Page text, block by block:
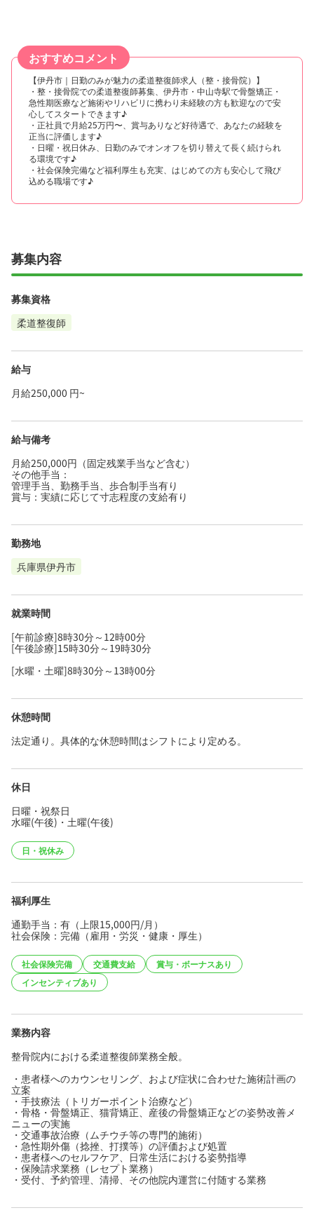
おすすめコメント
【伊丹市｜日勤のみが魅力の柔道整復師求人（整・接骨院）】
・整・接骨院での柔道整復師募集、伊丹市・中山寺駅で骨盤矯正・
急性期医療など施術やリハビリに携わり未経験の方も歓迎なので安
心してスタートできます♪
・正社員で月給25万円〜、賞与ありなど好待遇で、あなたの経験を
正当に評価します♪
・日曜・祝日休み、日勤のみでオンオフを切り替えて長く続けられ
る環境です♪
・社会保険完備など福利厚生も充実、はじめての方も安心して飛び
込める職場です♪
募集内容
募集資格
柔道整復師
給与
月給250,000 円~
給与備考
月給250,000円（固定残業手当など含む）
その他手当：
管理手当、勤務手当、歩合制手当有り
賞与：実績に応じて寸志程度の支給有り
勤務地
兵庫県伊丹市
就業時間
[午前診療]8時30分～12時00分
[午後診療]15時30分～19時30分
[水曜・土曜]8時30分～13時00分
休憩時間
法定通り。具体的な休憩時間はシフトにより定める。
休日
日曜・祝祭日
水曜(午後)・土曜(午後)
日・祝休み
福利厚生
通勤手当：有（上限15,000円/月）
社会保険：完備（雇用・労災・健康・厚生）
社会保険完備 交通費支給
賞与・ボーナスあり
インセンティブあり
業務内容
整骨院内における柔道整復師業務全般。
・患者様へのカウンセリング、および症状に合わせた施術計画の
立案
・手技療法（トリガーポイント治療など）
・骨格・骨盤矯正、猫背矯正、産後の骨盤矯正などの姿勢改善メ
ニューの実施
・交通事故治療（ムチウチ等の専門的施術）
・急性期外傷（捻挫、打撲等）の評価および処置
・患者様へのセルフケア、日常生活における姿勢指導
・保険請求業務（レセプト業務）
・受付、予約管理、清掃、その他院内運営に付随する業務